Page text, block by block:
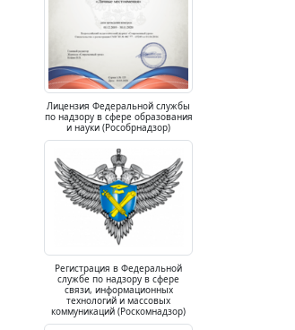
Лицензия Федеральной службы
по надзору в сфере образования
и науки (Рособрнадзор)
Регистрация в Федеральной
службе по надзору в сфере
связи, информационных
технологий и массовых
коммуникаций (Роскомнадзор)